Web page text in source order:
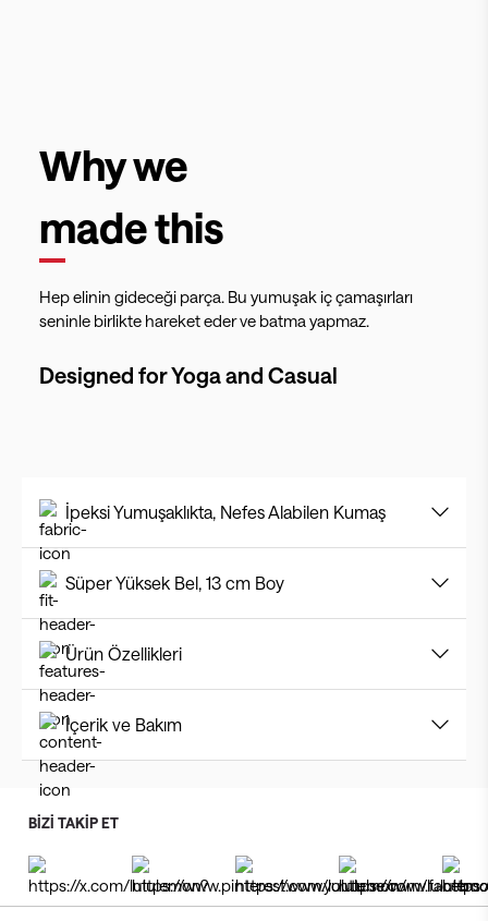
Why we
made this
Hep elinin gideceği parça. Bu yumuşak iç çamaşırları
seninle birlikte hareket eder ve batma yapmaz.
Designed forYoga and Casual
İpeksi Yumuşaklıkta, Nefes Alabilen Kumaş
Süper Yüksek Bel, 13 cm Boy
Ürün Özellikleri
İçerik ve Bakım
BİZİ TAKİP ET